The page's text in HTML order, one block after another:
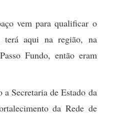
vem para qualificar o
terá aqui na região, na
Fundo, então eram
Secretaria de Estado da
da Rede de